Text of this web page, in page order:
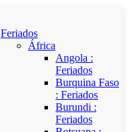
Feriados
África
Angola :
Feriados
Burquina Faso
: Feriados
Burundi :
Feriados